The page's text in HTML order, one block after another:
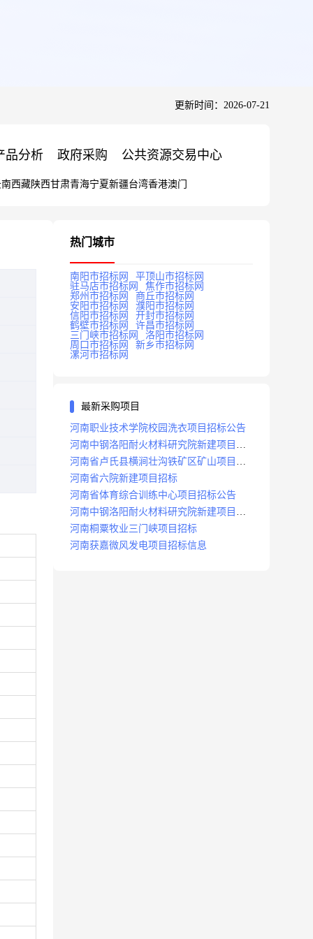
更新时间：2026-07-21
品分析 政府采购 公共资源交易中心
西藏陕西甘肃青海宁夏新疆台湾香港澳门
热门城市
南阳市招标网
平顶山市招标网
驻马店市招标网
焦作市招标网
郑州市招标网
商丘市招标网
安阳市招标网
濮阳市招标网
信阳市招标网
开封市招标网
鹤壁市招标网
许昌市招标网
三门峡市招标网
洛阳市招标网
周口市招标网
新乡市招标网
漯河市招标网
最新采购项目
河南职业技术学院校园洗衣项目招标公告
河南中钢洛阳耐火材料研究院新建项目招
标
河南省卢氏县横涧壮沟铁矿区矿山项目招
标公告
河南省六院新建项目招标
河南省体育综合训练中心项目招标公告
河南中钢洛阳耐火材料研究院新建项目招
标
河南桐粟牧业三门峡项目招标
河南获嘉微风发电项目招标信息